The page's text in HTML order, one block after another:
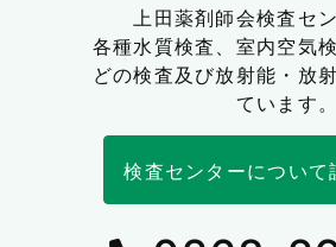
上田薬剤師会検査セン
各種水質検査、室内空気
どの検査及び放射能・放
ています。
検査センターについて